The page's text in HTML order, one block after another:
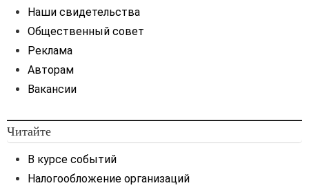
Наши свидетельства
Общественный совет
Реклама
Авторам
Вакансии
Читайте
В курсе событий
Налогообложение организаций